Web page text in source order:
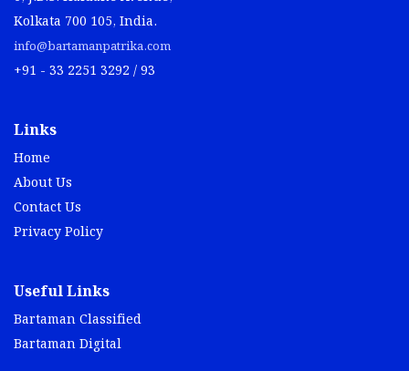
Kolkata 700 105, India.
info@bartamanpatrika.com
+91 - 33 2251 3292 / 93
Links
Home
About Us
Contact Us
Privacy Policy
Useful Links
Bartaman Classified
Bartaman Digital